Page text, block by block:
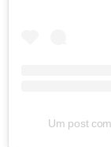
Um post